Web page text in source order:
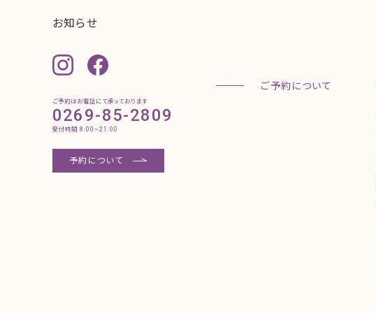
ご予約はお電話にて承っております
0269-85-2809
受付時間 8:00~21:00
予約について